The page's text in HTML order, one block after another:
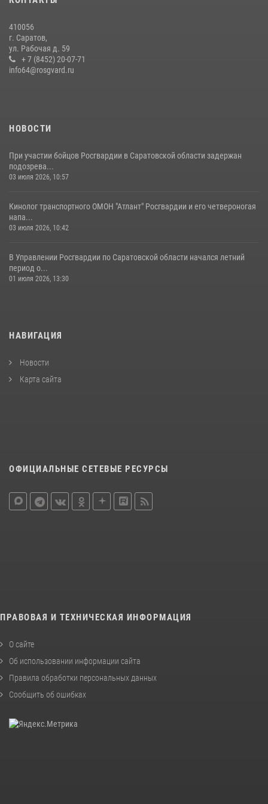
28 июля 2026, 13:25
В Саратове командир СОБР «Волкодав» и ветеран
спецподразделения МВД провели совместный урок мужества для
семей сотрудников Росгвардии.
05 августа 2026, 12:55
07 августа 2026, 11:35
410056
г. Саратов,
ул. Рабочая д. 59
+ 7 (8452) 20-07-71
info64@rosgvard.ru
НОВОСТИ
При участии бойцов Росгвардии в Саратовской области задержан
подозрева...
03 июля 2026, 10:57
Кинолог транспортного ОМОН "Атлант" Росгвардии и его четвероногая
напа...
03 июля 2026, 10:42
В Управлении Росгвардии по Саратовской области начался летний
период о...
01 июля 2026, 13:30
НАВИГАЦИЯ
Новости
Карта сайта
ОФИЦИАЛЬНЫЕ СЕТЕВЫЕ РЕСУРСЫ
ПРАВОВАЯ И ТЕХНИЧЕСКАЯ ИНФОРМАЦИЯ
О сайте
Об использовании информации сайта
Правила обработки персональных данных
Сообщить об ошибках